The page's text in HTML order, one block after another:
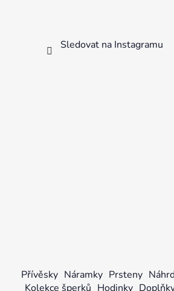
Sledovat na Instagramu
Přívěsky Náramky Prsteny
Kolekce šperků Hodinky